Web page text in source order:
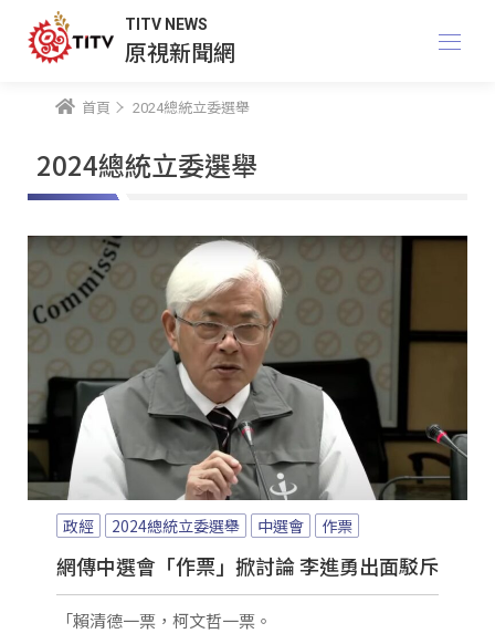
TITV NEWS
原視新聞網
首頁 2024總統立委選舉
2024總統立委選舉
政經 2024總統立委選舉 中選會 作票
網傳中選會「作票」掀討論 李進勇出面駁斥
「賴清德一票，柯文哲一票。